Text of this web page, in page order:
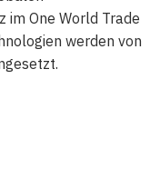
One World Trade
werden von